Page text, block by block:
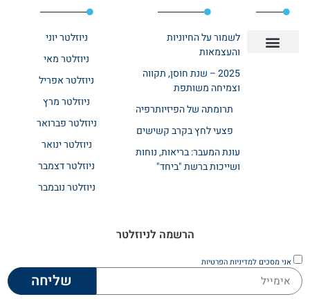
לשמור על החיוניות
והעצמאות
2025 – שנת חוסן, תקווה
וצמיחה משותפת
תרומתה של הפיזיותרפיה
פצעי לחץ בקרב קשישים
עונת המעבר: בריאות, נוחות
ושייכות ברשת "ביחד"
ניוזלטר יוני
ניוזלטר מאי
ניוזלטר אפריל
ניוזלטר מרץ
ניוזלטר פברואר
ניוזלטר ינואר
ניוזלטר דצמבר
ניוזלטר נובמבר
הרשמה לניוזלטר
אני מסכים למדיניות הפרטיות
שליחה